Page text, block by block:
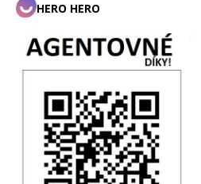
HERO HERO